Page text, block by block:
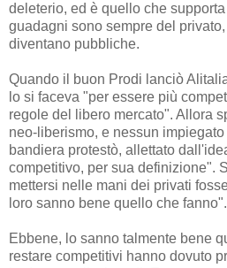
deleterio, ed è quello che
guadagni sono sempre del
diventano pubbliche.
Quando il buon Prodi lanciò
lo si faceva "per essere più
regole del libero mercato". Allora
neo-liberismo, e nessun
bandiera protestò, allettato
competitivo, per sua definizione".
mettersi nelle mani dei privati
loro sanno bene quello che fanno".
Ebbene, lo sanno talmente bene
restare competitivi hanno dovuto